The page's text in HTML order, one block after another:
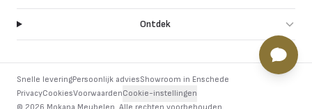
Ontdek
Snelle leveringPersoonlijk adviesShowroom in Enschede
PrivacyCookiesVoorwaardenCookie-instellingen